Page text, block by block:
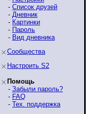
- Список друзей
- Дневник
- Картинки
- Пароль
- Вид дневника
Сообщества
Настроить S2
Помощь
- Забыли пароль?
- FAQ
- Тех. поддержка